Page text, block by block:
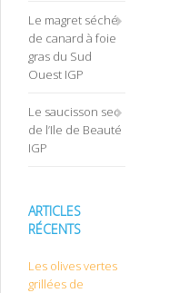
Le magret séché
de canard à foie
gras du Sud
Ouest IGP
Le saucisson sec
de l’Ile de Beauté
IGP
ARTICLES
RÉCENTS
Les olives vertes
grillées de